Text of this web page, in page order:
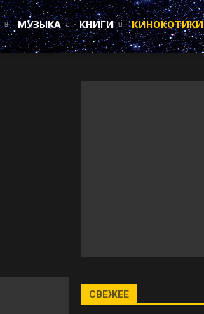
МУЗЫКА КНИГИ КИНОКОТИКИ
СВЕЖЕЕ